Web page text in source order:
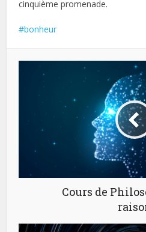
cinquième promenade.
bonheur
Cours de